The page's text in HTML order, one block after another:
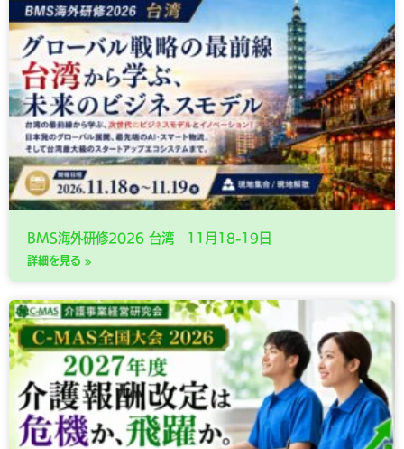
BMS海外研修2026 台湾 11月18-19日
詳細を見る »